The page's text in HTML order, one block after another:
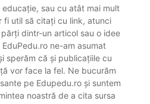
sau cu atât mai mult
fi util să citați cu link, atunci
dintr-un articol sau o idee
ne-am asumat
sperăm că și publicațiile cu
vor face la fel. Ne bucurăm
pe Edupedu.ro și suntem
noastră de a cita sursa